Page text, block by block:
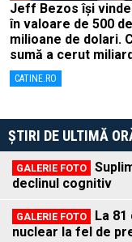
Jeff Bezos își
în valoare de 500 de
milioane de dolari.
sumă a cerut
pentru nava sa, Koru
CATINE.RO
ȘTIRI DE ULTIMĂ
declinul cognitiv
La
nuclear la fel de